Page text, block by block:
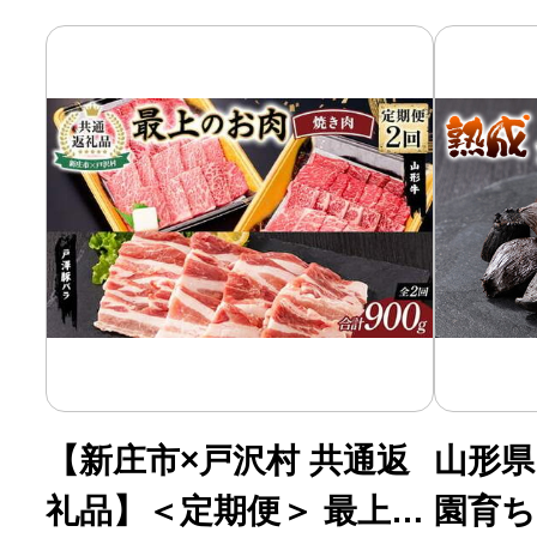
問い合わせ
【新庄市×戸沢村 共通返
礼品】＜定期便＞ 最上の
山形
園育